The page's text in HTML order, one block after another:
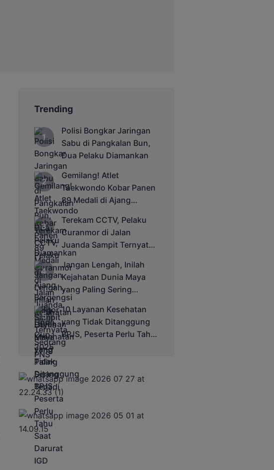
Trending
Polisi Bongkar Jaringan
Sabu di Pangkalan Bun,
Dua Pelaku Diamankan
Gemilang! Atlet
Taekwondo Kobar Panen
89 Medali di Ajang
Bergengsi Rektor Unda
Cup 2025
Terekam CCTV, Pelaku
Curanmor di Jalan
Juanda Sampit Ternyata
Seorang PNS
Jangan Lengah, Inilah
Kejahatan Dunia Maya
yang Paling Sering
Terjadi
10 Layanan Kesehatan
yang Tidak Ditanggung
BPJS, Peserta Perlu Tahu
Saat Darurat IGD